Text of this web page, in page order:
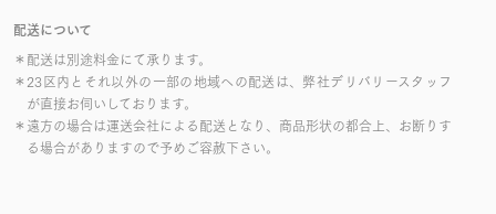
配送について
＊配送は別途料金にて承ります。
＊23区内とそれ以外の一部の地域への配送は、弊社デリバリースタッフ
が直接お伺いしております。
＊遠方の場合は運送会社による配送となり、商品形状の都合上、お断りす
る場合がありますので予めご容赦下さい。